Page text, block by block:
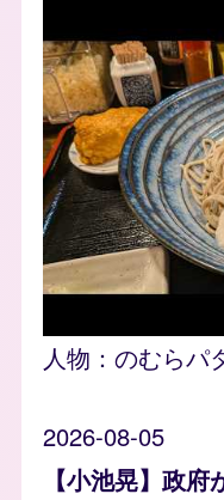
人物： のむらパ
2026-08-05
【小池晃】政